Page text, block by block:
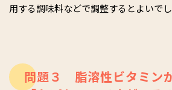
用する調味料などで調整するとよいでし
問題３ 脂溶性ビタミン